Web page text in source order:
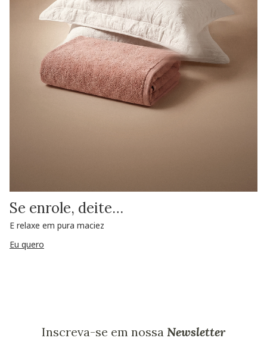
Se enrole, deite…
E relaxe em pura maciez
Eu quero
Inscreva-se em nossa Newsletter